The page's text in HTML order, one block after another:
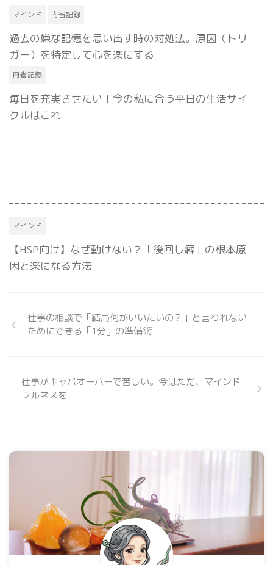
マインド 内省記録
過去の嫌な記憶を思い出す時の対処法。原因（トリ
ガー）を特定して心を楽にする
内省記録
毎日を充実させたい！今の私に合う平日の生活サイ
クルはこれ
マインド
【HSP向け】なぜ動けない？「後回し癖」の根本原
因と楽になる方法
仕事の相談で「結局何がいいたいの？」と言われない
ためにできる「1分」の準備術
仕事がキャパオーバーで苦しい。今はただ、マインド
フルネスを